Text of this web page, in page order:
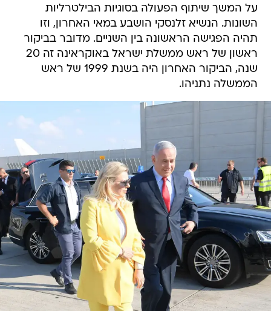
על המשך שיתוף הפעולה בסוגיות הבילטרליות
השונות. הנשיא זלנסקי הושבע במאי האחרון, וזו
תהיה הפגישה הראשונה בין השניים. מדובר בביקור
ראשון של ראש ממשלת ישראל באוקראינה זה 20
שנה, הביקור האחרון היה בשנת 1999 של ראש
הממשלה נתניהו.